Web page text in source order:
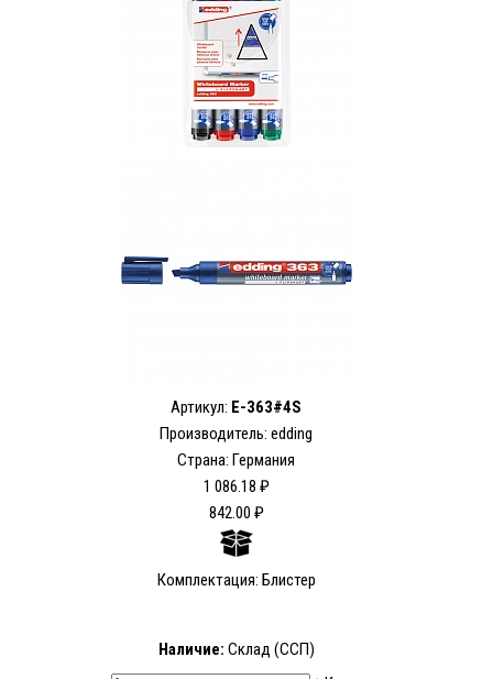
Артикул: E-363#4S
Производитель: edding
Страна: Германия
1 086.18 ₽
842.00 ₽
Комплектация: Блистер
Наличие: Склад (ССП)